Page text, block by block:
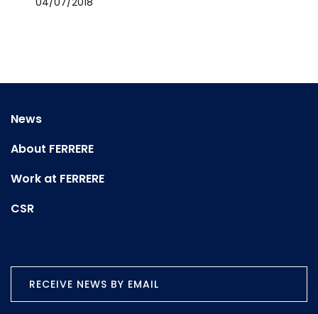
News
About FERRERE
Work at FERRERE
CSR
RECEIVE NEWS BY EMAIL